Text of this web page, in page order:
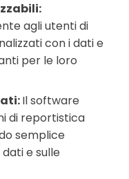
agli utenti di
con i dati e
per le loro
Il software
di reportistica
semplice
e sulle